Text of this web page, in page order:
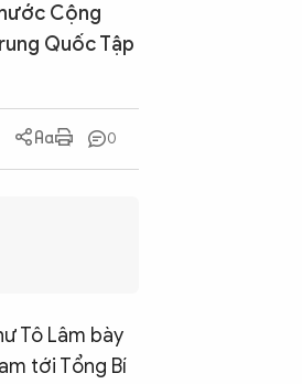
Cộng
Quốc Tập
0
Tô Lâm bày
tới Tổng Bí